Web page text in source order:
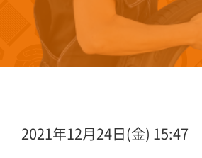
2021年12月24日(金) 15:47